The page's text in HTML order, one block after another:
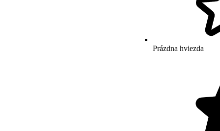
Prázdna hviezda